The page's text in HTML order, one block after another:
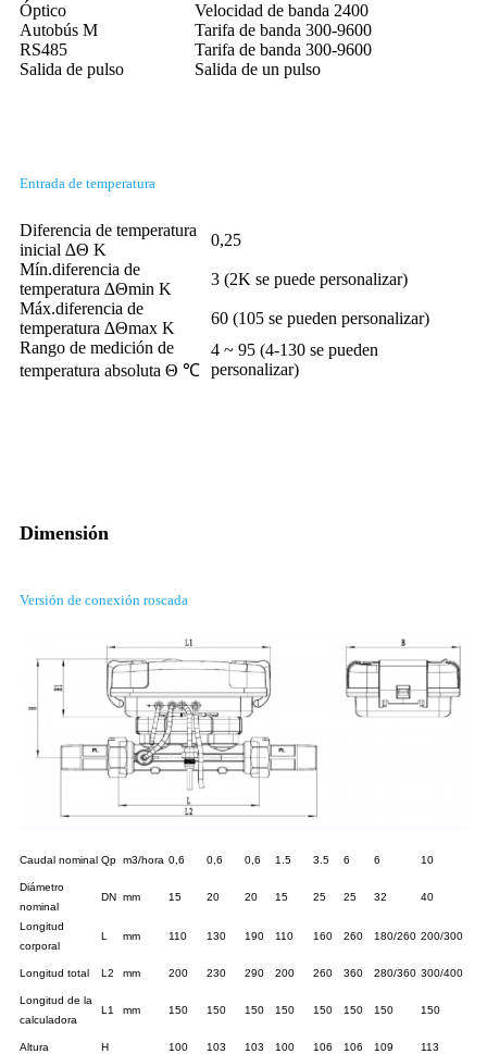
Óptico
Velocidad de banda 2400
Autobús M
Tarifa de banda 300-9600
RS485
Tarifa de banda 300-9600
Salida de pulso
Salida de un pulso
Entrada de temperatura
Diferencia de temperatura
inicial ∆Θ K
0,25
Mín.diferencia de
temperatura ∆Θmin K
3 (2K se puede personalizar)
Máx.diferencia de
temperatura ∆Θmax K
60 (105 se pueden personalizar)
Rango de medición de
temperatura absoluta Θ ℃
4 ~ 95 (4-130 se pueden
personalizar)
Dimensión
Versión de conexión roscada
Caudal nominal Qp m3/hora 0,6 0,6 0,6 1.5 3.5 6 6 10
Diámetro
nominal
DN mm 15 20 20 15 25 25 32 40
Longitud
corporal
L mm 110 130 190 110 160 260 180/260 200/300
Longitud total L2 mm 200 230 290 200 260 360 280/360 300/400
Longitud de la
calculadora
L1 mm 150 150 150 150 150 150 150 150
Altura H 100 103 103 100 106 106 109 113